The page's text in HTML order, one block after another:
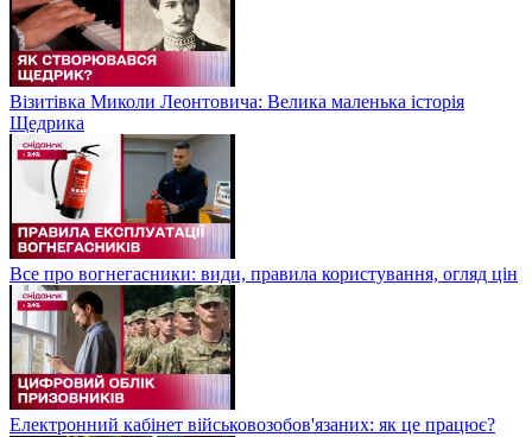
Візитівка Миколи Леонтовича: Велика маленька історія
Щедрика
Все про вогнегасники: види, правила користування, огляд цін
Електронний кабінет військовозобов'язаних: як це працює?